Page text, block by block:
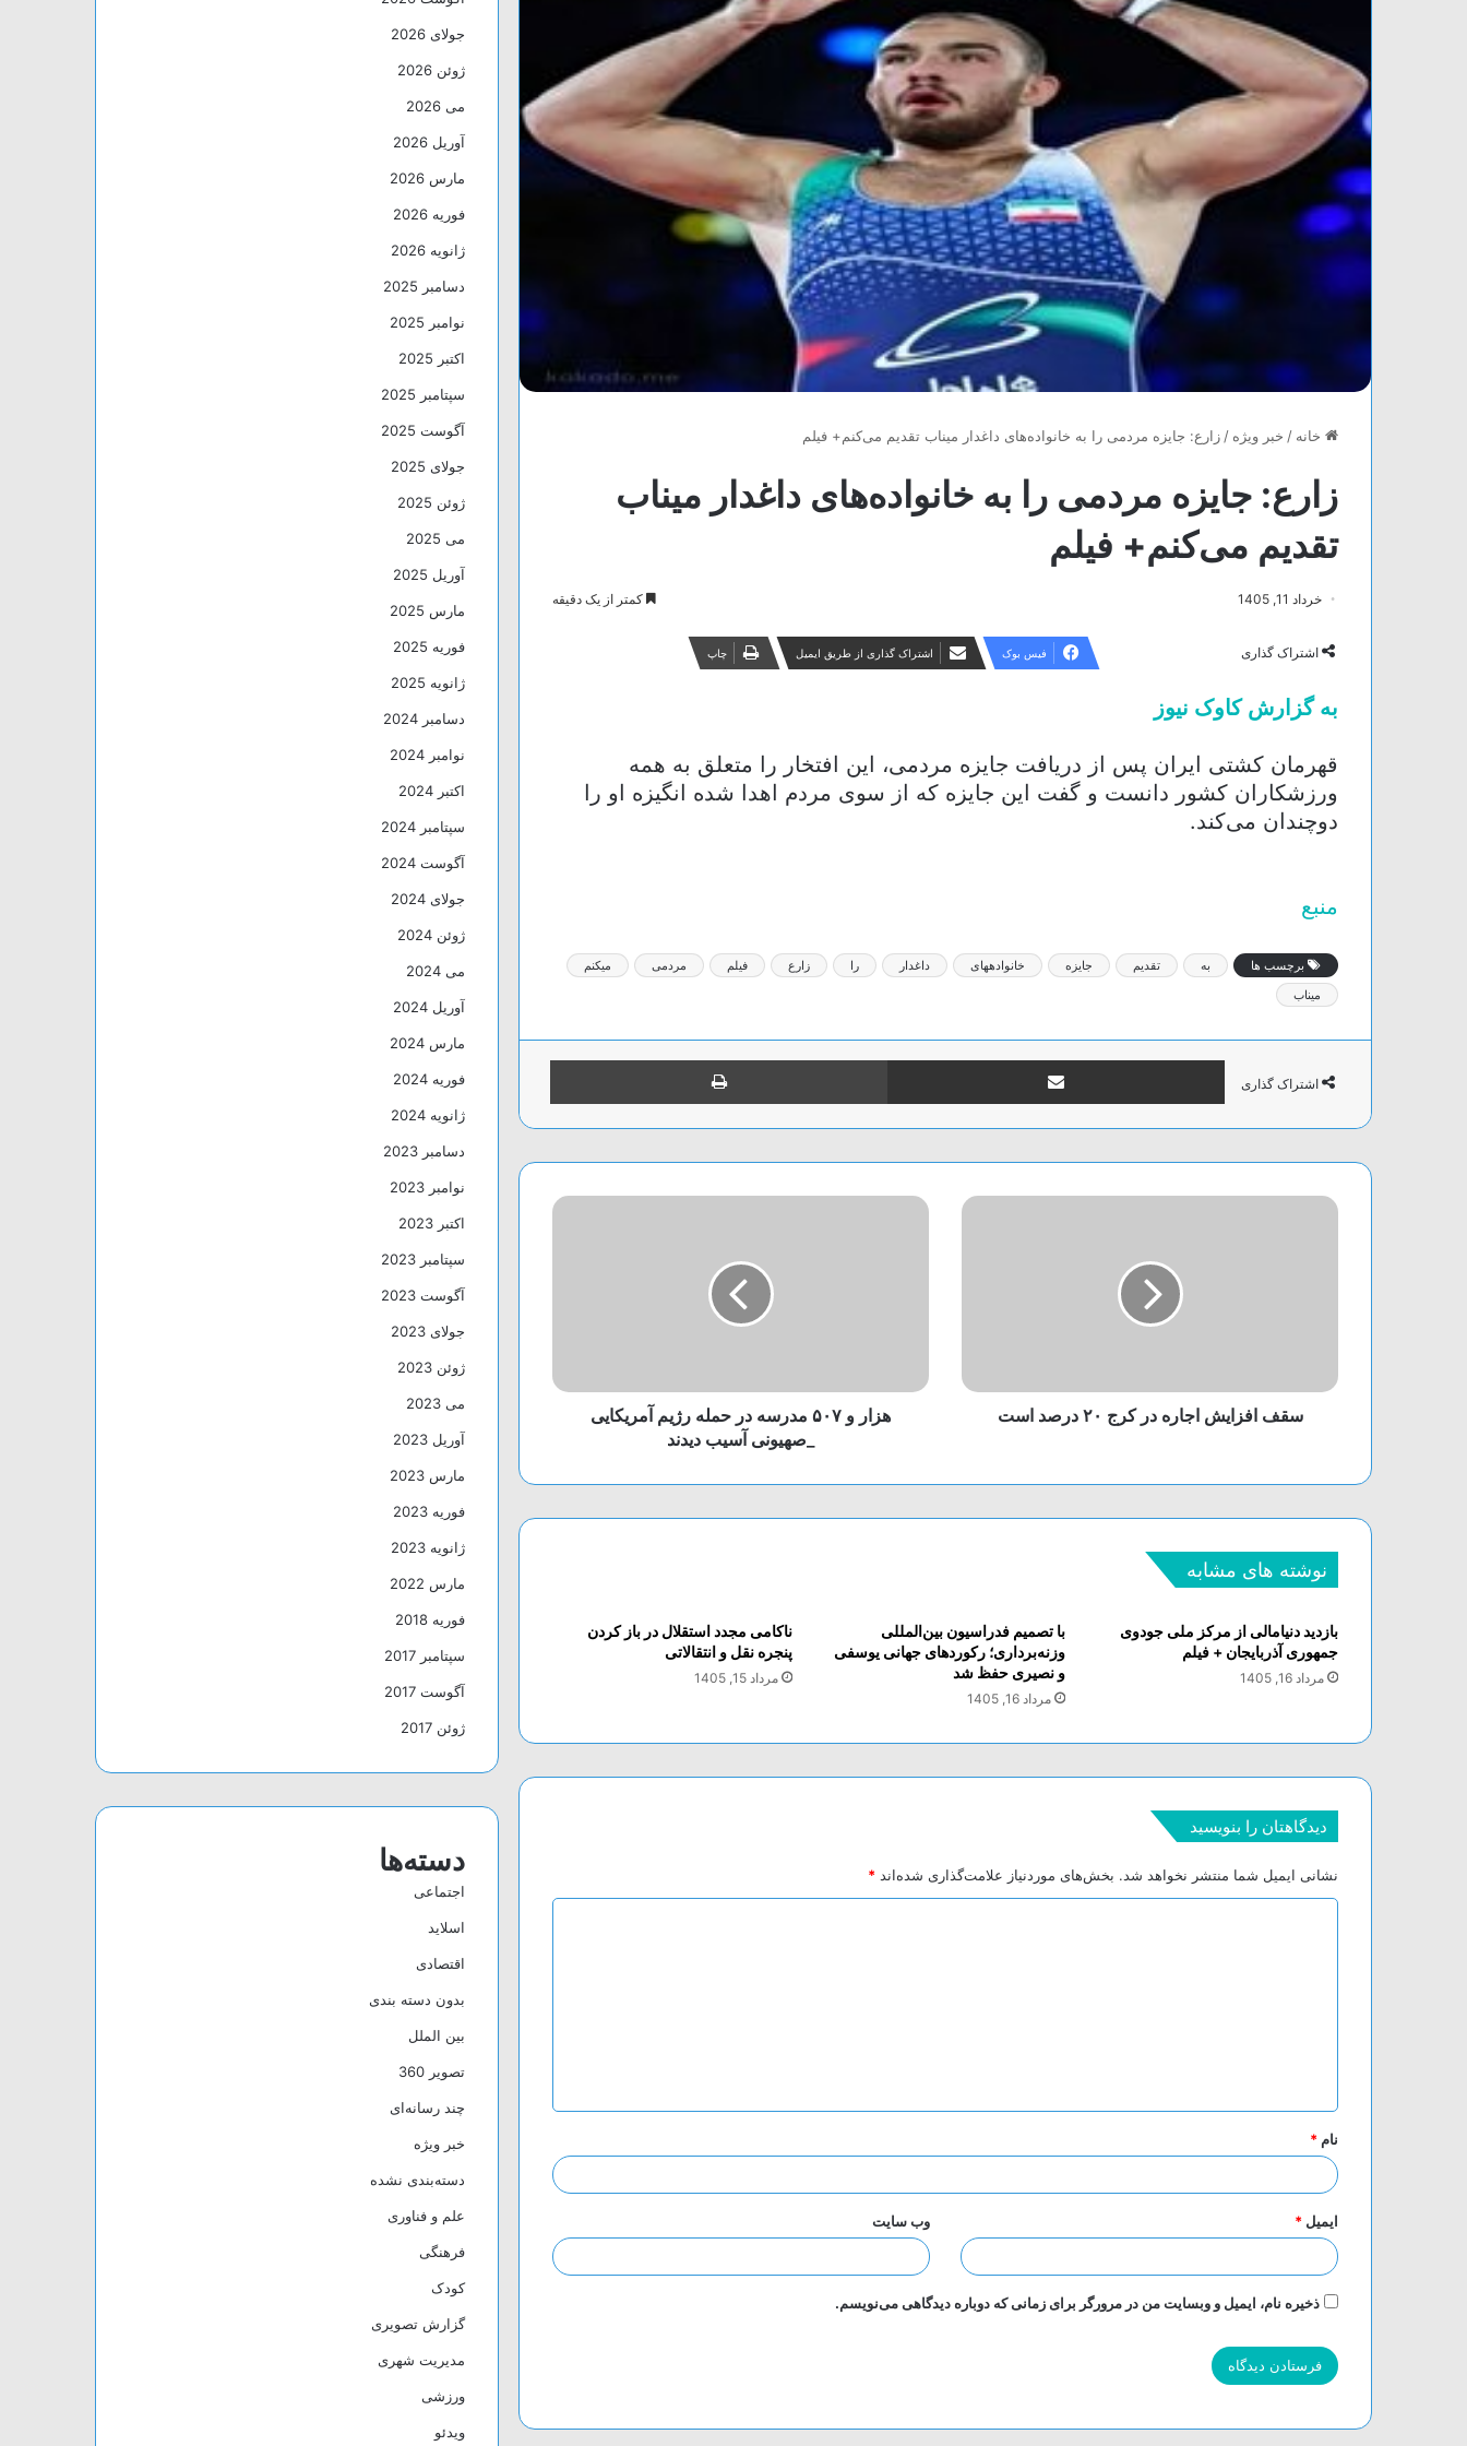
خانه / خبر ویژه / زارع: جایزه مردمی را به خانواده‌های داغدار میناب تقدیم می‌کنم+ فیلم
زارع: جایزه مردمی را به خانواده‌های داغدار میناب
تقدیم می‌کنم+ فیلم
خرداد 11, 1405 کمتر از یک دقیقه
اشتراک گذاری فیس بوک اشتراک گذاری از طریق ایمیل چاپ
به گزارش کاوک نیوز
قهرمان کشتی ایران پس از دریافت جایزه مردمی، این افتخار را متعلق به همه
ورزشکاران کشور دانست و گفت این جایزه که از سوی مردم اهدا شده انگیزه او را
دوچندان می‌کند.
منبع
برچسب ها به تقدیم جایزه خانوادههای داغدار را زارع فیلم مردمی
میکنم
میناب
اشتراک گذاری
اشتراک گذاری از طریق ایمیل
سقف افزایش اجاره در کرج ۲۰ درصد است
هزار و ۵۰۷ مدرسه در حمله رژیم آمریکایی
_صهیونی آسیب دیدند
نوشته های مشابه
بازدید دنیامالی از مرکز ملی جودوی
جمهوری آذربایجان + فیلم
مرداد 16, 1405
با تصمیم فدراسیون بین‌المللی
وزنه‌برداری؛ رکورد‌های جهانی یوسفی
و نصیری حفظ شد
مرداد 16, 1405
ناکامی مجدد استقلال در باز کردن
پنجره نقل و انتقالاتی
مرداد 15, 1405
دیدگاهتان را بنویسید
نشانی ایمیل شما منتشر نخواهد شد. بخش‌های موردنیاز علامت‌گذاری شده‌اند *
*
نام *
ایمیل * وب‌ سایت
ذخیره نام، ایمیل و وبسایت من در مرورگر برای زمانی که دوباره دیدگاهی می‌نویسم.
جولای 2026
ژوئن 2026
می 2026
آوریل 2026
مارس 2026
فوریه 2026
ژانویه 2026
دسامبر 2025
نوامبر 2025
اکتبر 2025
سپتامبر 2025
آگوست 2025
جولای 2025
ژوئن 2025
می 2025
آوریل 2025
مارس 2025
فوریه 2025
ژانویه 2025
دسامبر 2024
نوامبر 2024
اکتبر 2024
سپتامبر 2024
آگوست 2024
جولای 2024
ژوئن 2024
می 2024
آوریل 2024
مارس 2024
فوریه 2024
ژانویه 2024
دسامبر 2023
نوامبر 2023
اکتبر 2023
سپتامبر 2023
آگوست 2023
جولای 2023
ژوئن 2023
می 2023
آوریل 2023
مارس 2023
فوریه 2023
ژانویه 2023
مارس 2022
فوریه 2018
سپتامبر 2017
آگوست 2017
ژوئن 2017
دسته‌ها
اجتماعی
اسلاید
اقتصادی
بدون دسته بندی
بین الملل
تصویر 360
چند رسانه‌ای
خبر ویژه
دسته‌بندی نشده
علم و فناوری
فرهنگی
کودک
گزارش تصویری
مدیریت شهری
ورزشی
ویدئو